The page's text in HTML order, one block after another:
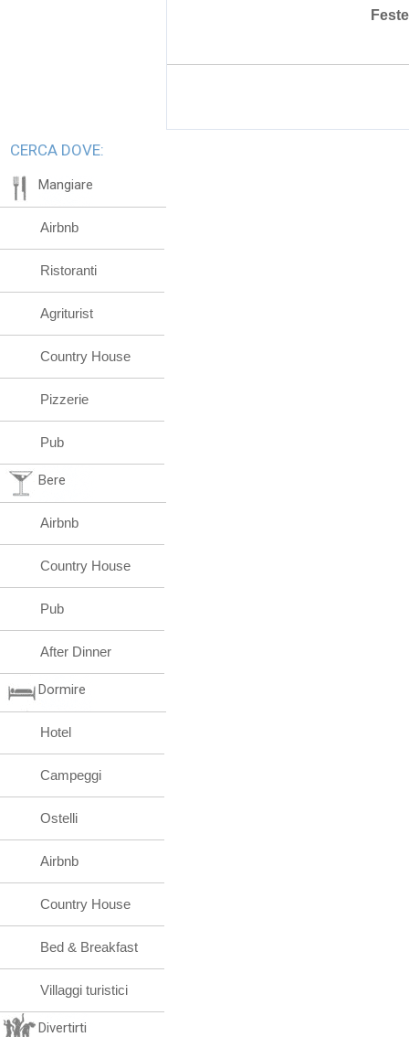
Feste
CERCA DOVE:
Mangiare
Airbnb
Ristoranti
Agriturist
Country House
Pizzerie
Pub
Bere
Airbnb
Country House
Pub
After Dinner
Dormire
Hotel
Campeggi
Ostelli
Airbnb
Country House
Bed & Breakfast
Villaggi turistici
Divertirti